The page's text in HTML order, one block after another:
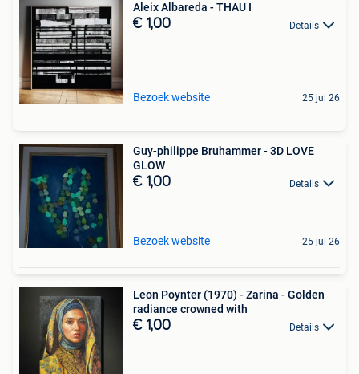
Aleix Albareda - THAU I
€ 1,00 Details
Bezoek website 25 jul 26
Guy-philippe Bruhammer - 3D LOVE
GLOW
€ 1,00 Details
Bezoek website 25 jul 26
Leon Poynter (1970) - Zarina - Golden
radiance crowned with
€ 1,00 Details